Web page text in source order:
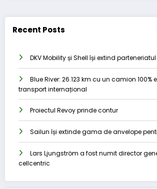
Recent Posts
DKV Mobility și Shell își extind
Blue River: 26.123 km cu un camion 100%
transport internațional
Proiectul Revoy prinde contur
Sailun își extinde gama de anvelope
Lars Ljungström a fost numit director
cellcentric